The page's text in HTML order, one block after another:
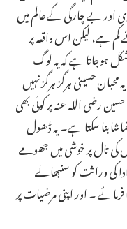
بے چارگی کے عالم میں
ہے، لیکن اس واقعہ پر
ہوجاتا ہے کہ یہ لوگ
حسینی ہرگز ہرگز نہیں
رضی اللہ عنہ پر کوئی بھی
بنا سکتا ہے۔ یہ ڈھول
کی تال پر خوشی میں جھومے
کی وراثت کو سنبھالے
۔ اور اپنی مرضیات پر